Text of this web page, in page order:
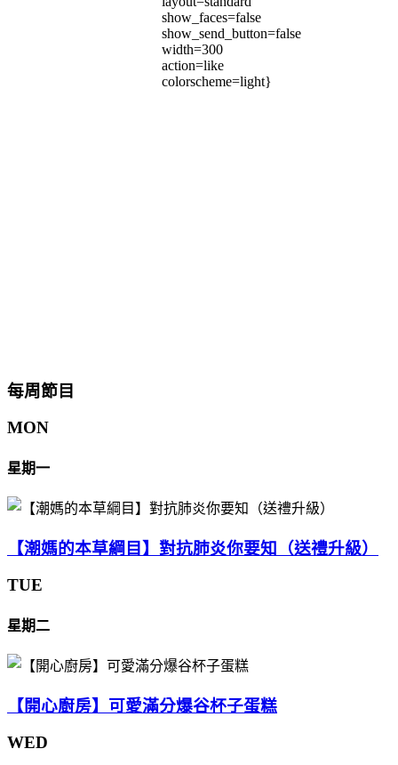
show_faces=false
show_send_button=false
width=300
action=like
colorscheme=light}
每周節目
MON
星期一
【潮媽的本草綱目】對抗肺炎你要知（送禮升級）
TUE
星期二
【開心廚房】可愛滿分爆谷杯子蛋糕
WED